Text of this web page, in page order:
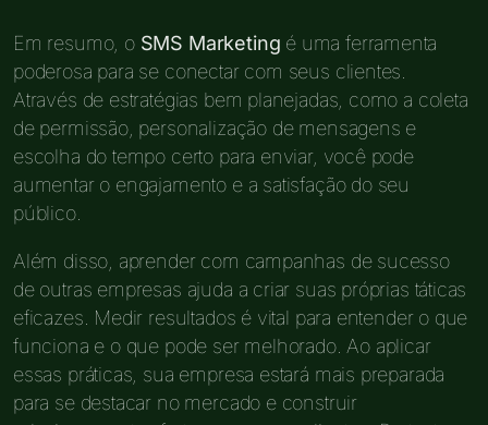
Em resumo, o SMS Marketing é uma ferramenta
poderosa para se conectar com seus clientes.
Através de estratégias bem planejadas, como a coleta
de permissão, personalização de mensagens e
escolha do tempo certo para enviar, você pode
aumentar o engajamento e a satisfação do seu
público.
Além disso, aprender com campanhas de sucesso
de outras empresas ajuda a criar suas próprias táticas
eficazes. Medir resultados é vital para entender o que
funciona e o que pode ser melhorado. Ao aplicar
essas práticas, sua empresa estará mais preparada
para se destacar no mercado e construir